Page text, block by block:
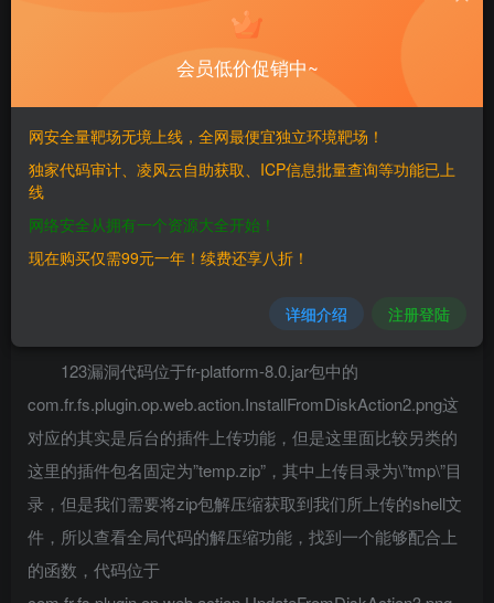
二、漏洞影响
————
FineReport v8.0
123漏洞代码位于fr-platform-8.0.jar包中的
com.fr.fs.plugin.op.web.action.InstallFromDiskAction2.png这
对应的其实是后台的插件上传功能，但是这里面比较另类的
这里的插件包名固定为”temp.zip”，其中上传目录为\”tmp\”目
录，但是我们需要将zip包解压缩获取到我们所上传的shell文
件，所以查看全局代码的解压缩功能，找到一个能够配合上
的函数，代码位于
会员低价促销中~
网安全量靶场无境上线，全网最便宜独立环境靶场！
独家代码审计、凌风云自助获取、ICP信息批量查询等功能已上
线
网络安全从拥有一个资源大全开始！
现在购买仅需99元一年！续费还享八折！
详细介绍 注册登陆